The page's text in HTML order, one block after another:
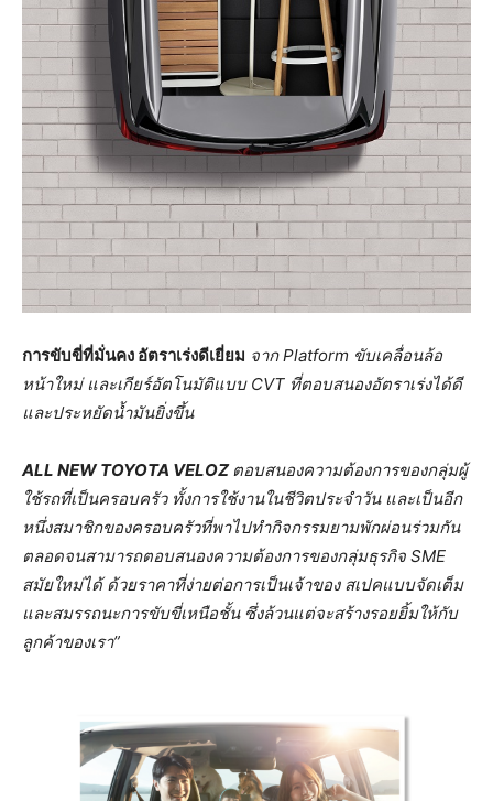
การขับขี่ที่มั่นคง อัตราเร่งดีเยี่ยม จากPlatform ขับเคลื่อนล้อ
หน้าใหม่ และเกียร์อัตโนมัติแบบ CVT ที่ตอบสนองอัตราเร่งได้ดี
และประหยัดน้ำมันยิ่งขึ้น
ALL NEW TOYOTA VELOZตอบสนองความต้องการของกลุ่มผู้
ใช้รถที่เป็นครอบครัว ทั้งการใช้งานในชีวิตประจำวัน และเป็นอีก
หนึ่งสมาชิกของครอบครัวที่พาไปทำกิจกรรมยามพักผ่อนร่วมกัน
ตลอดจนสามารถตอบสนองความต้องการของกลุ่มธุรกิจ SME
สมัยใหม่ได้ ด้วยราคาที่ง่ายต่อการเป็นเจ้าของ สเปคแบบจัดเต็ม
และสมรรถนะการขับขี่เหนือชั้น ซึ่งล้วนแต่จะสร้างรอยยิ้มให้กับ
ลูกค้าของเรา”